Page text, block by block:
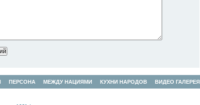
ПЕРСОНА МЕЖДУ НАЦИЯМИ КУХНИ НАРОДОВ ВИДЕО ГАЛЕРЕЯ